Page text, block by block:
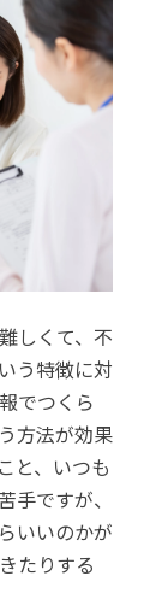
しくて、不
う特徴に対
でつくら
方法が効果
と、いつも
手ですが、
いいのかが
たりする